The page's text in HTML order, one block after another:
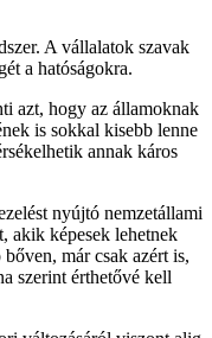
A vállalatok szavak
a hatóságokra.
azt, hogy az államoknak
is sokkal kisebb lenne
annak káros
nyújtó nemzetállami
akik képesek lehetnek
már csak azért is,
szerint érthetővé kell